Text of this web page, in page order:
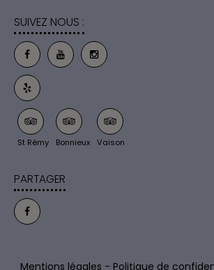
SUIVEZ NOUS :
St Rémy Bonnieux Vaison
PARTAGER
Mentions légales - Politique de